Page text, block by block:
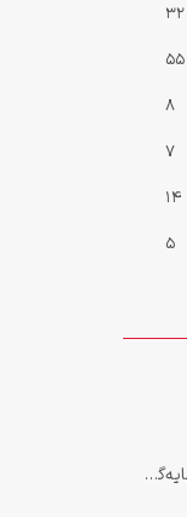
32
55
8
7
14
5
مجمع مؤسسین نخستین صندوق سرمایه‌گذاری ارزی کشور «صندوق ارزی مانا ملت» برگزار شد.